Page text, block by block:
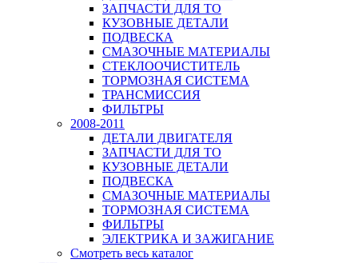
ЗАПЧАСТИ ДЛЯ ТО
КУЗОВНЫЕ ДЕТАЛИ
ПОДВЕСКА
СМАЗОЧНЫЕ МАТЕРИАЛЫ
СТЕКЛООЧИСТИТЕЛЬ
ТОРМОЗНАЯ СИСТЕМА
ТРАНСМИССИЯ
ФИЛЬТРЫ
2008-2011
ДЕТАЛИ ДВИГАТЕЛЯ
ЗАПЧАСТИ ДЛЯ ТО
КУЗОВНЫЕ ДЕТАЛИ
ПОДВЕСКА
СМАЗОЧНЫЕ МАТЕРИАЛЫ
ТОРМОЗНАЯ СИСТЕМА
ФИЛЬТРЫ
ЭЛЕКТРИКА И ЗАЖИГАНИЕ
Смотреть весь каталог